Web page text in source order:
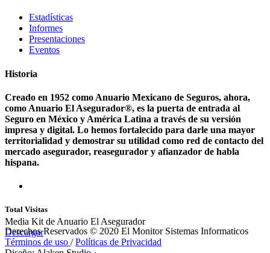
Estadísticas
Informes
Presentaciones
Eventos
Historia
Creado en 1952 como Anuario Mexicano de Seguros, ahora,
como Anuario El Asegurador®, es la puerta de entrada al
Seguro en México y América Latina a través de su versión
impresa y digital. Lo hemos fortalecido para darle una mayor
territorialidad y demostrar su utilidad como red de contacto del
mercado asegurador, reasegurador y afianzador de habla
hispana.
Total Visitas
Media Kit de Anuario El Asegurador
Descargar
Derechos Reservados © 2020 El Monitor Sistemas Informaticos
Términos de uso /Políticas de Privacidad